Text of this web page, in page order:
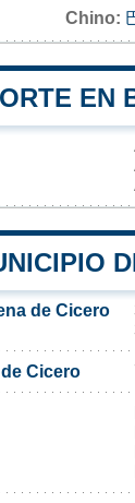
Chino:
EN
de Cicero
Cicero